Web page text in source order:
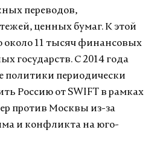
переводов,
ценных бумаг. К этой
около 11 тысяч финансовых
государств. С 2014 года
политики периодически
Россию от SWIFT в рамках
против Москвы из-за
и конфликта на юго-